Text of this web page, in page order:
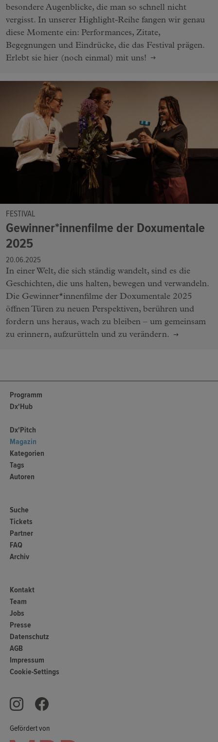
besondere Augenblicke, die man so schnell nicht
vergisst. In unserer Highlight-Reihe fangen wir genau
diese Momente ein: Performances, Zitate,
Begegnungen und Eindrücke, die das Festival prägen.
Erlebt sie hier (noch einmal) mit uns!
FESTIVAL
Gewinner*innenfilme der Doxumentale
2025
20.06.2025
In einer Welt, die sich ständig wandelt, sind es die
Geschichten, die uns halten, bewegen und verwandeln.
Die Gewinner*innenfilme der Doxumentale 2025
öffnen Türen zu neuen Perspektiven, berühren und
fordern uns heraus, wach zu bleiben – um gemeinsam
zu erinnern, aufzurütteln und zu verändern.
Gefördert von
Programm
Dx'Hub
Dx'Pitch
Magazin
Kategorien
Tags
Autoren
Suche
Tickets
Partner
FAQ
Archiv
Kontakt
Team
Jobs
Presse
Datenschutz
AGB
Impressum
Cookie-Settings